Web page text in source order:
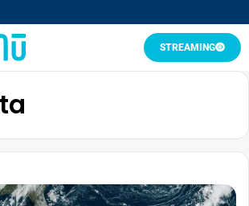
STREAMING